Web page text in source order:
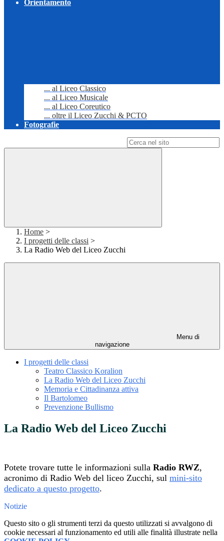
Orientamento
... al Liceo Classico
... al Liceo Musicale
... al Liceo Coreutico
... oltre il Liceo Zucchi & PCTO
Fotografie
Home >
I progetti delle classi >
La Radio Web del Liceo Zucchi
Menu di
navigazione
I progetti delle classi
Teatro Classico Koralion
La Radio Web del Liceo Zucchi
Memoria e Cittadinanza attiva
Il Bartolomeo
Prevenzione Bullismo
La Radio Web del Liceo Zucchi
Potete trovare tutte le informazioni sulla Radio RWZ,
acronimo di Radio Web del liceo Zucchi, sul mini-sito
dedicato a questo progetto.
Notizie
Questo sito o gli strumenti terzi da questo utilizzati si avvalgono di
cookie necessari al funzionamento ed utili alle finalità illustrate nella